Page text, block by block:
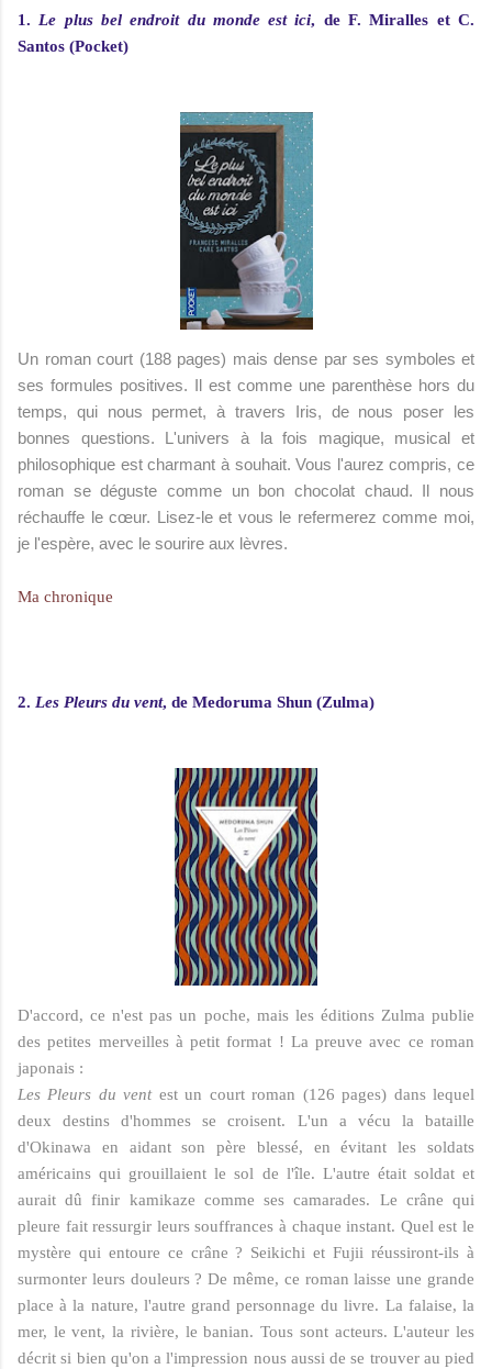
1. Le plus bel endroit du monde est ici, de F. Miralles et C.
Santos (Pocket)
Un roman court (188 pages) mais dense par ses symboles et
ses formules positives. Il est comme une parenthèse hors du
temps, qui nous permet, à travers Iris, de nous poser les
bonnes questions. L'univers à la fois magique, musical et
philosophique est charmant à souhait. Vous l'aurez compris, ce
roman se déguste comme un bon chocolat chaud. Il nous
réchauffe le cœur. Lisez-le et vous le refermerez comme moi,
je l'espère, avec le sourire aux lèvres.
Ma chronique
2. Les Pleurs du vent, de Medoruma Shun (Zulma)
D'accord, ce n'est pas un poche, mais les éditions Zulma publie
des petites merveilles à petit format ! La preuve avec ce roman
japonais :
Les Pleurs du ventest un court roman (126 pages) dans lequel
deux destins d'hommes se croisent. L'un a vécu la bataille
d'Okinawa en aidant son père blessé, en évitant les soldats
américains qui grouillaient le sol de l'île. L'autre était soldat et
aurait dû finir kamikaze comme ses camarades. Le crâne qui
pleure fait ressurgir leurs souffrances à chaque instant. Quel est le
mystère qui entoure ce crâne ? Seikichi et Fujii réussiront-ils à
surmonter leurs douleurs ? De même, ce roman laisse une grande
place à la nature, l'autre grand personnage du livre. La falaise, la
mer, le vent, la rivière, le banian. Tous sont acteurs. L'auteur les
décrit si bien qu'on a l'impression nous aussi de se trouver au pied